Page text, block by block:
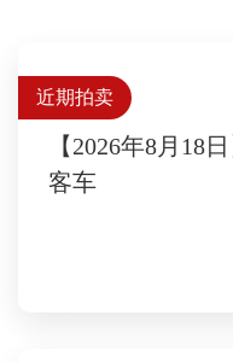
【2026年8月18
客车
近期拍卖